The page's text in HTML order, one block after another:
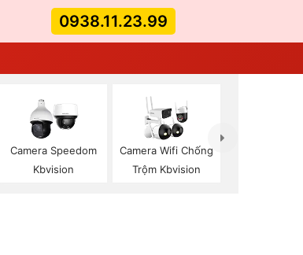
0938.11.23.99
Camera Speedom
Kbvision
Camera Wifi Chống
Trộm Kbvision